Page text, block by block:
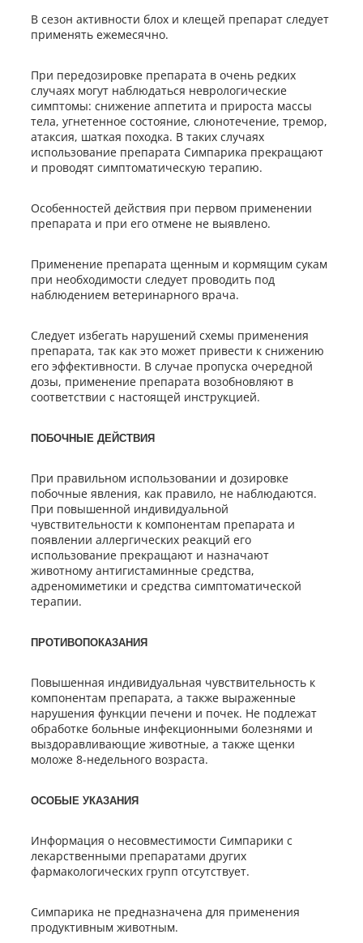
В сезон активности блох и клещей препарат следует
применять ежемесячно.
При передозировке препарата в очень редких
случаях могут наблюдаться неврологические
симптомы: снижение аппетита и прироста массы
тела, угнетенное состояние, слюнотечение, тремор,
атаксия, шаткая походка. В таких случаях
использование препарата Симпарика прекращают
и проводят симптоматическую терапию.
Особенностей действия при первом применении
препарата и при его отмене не выявлено.
Применение препарата щенным и кормящим сукам
при необходимости следует проводить под
наблюдением ветеринарного врача.
Следует избегать нарушений схемы применения
препарата, так как это может привести к снижению
его эффективности. В случае пропуска очередной
дозы, применение препарата возобновляют в
соответствии с настоящей инструкцией.
ПОБОЧНЫЕ ДЕЙСТВИЯ
При правильном использовании и дозировке
побочные явления, как правило, не наблюдаются.
При повышенной индивидуальной
чувствительности к компонентам препарата и
появлении аллергических реакций его
использование прекращают и назначают
животному антигистаминные средства,
адреномиметики и средства симптоматической
терапии.
ПРОТИВОПОКАЗАНИЯ
Повышенная индивидуальная чувствительность к
компонентам препарата, а также выраженные
нарушения функции печени и почек. Не подлежат
обработке больные инфекционными болезнями и
выздоравливающие животные, а также щенки
моложе 8-недельного возраста.
ОСОБЫЕ УКАЗАНИЯ
Информация о несовместимости Симпарики с
лекарственными препаратами других
фармакологических групп отсутствует.
Симпарика не предназначена для применения
продуктивным животным.